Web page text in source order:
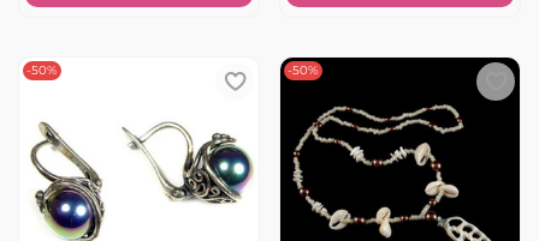
-50% -50%